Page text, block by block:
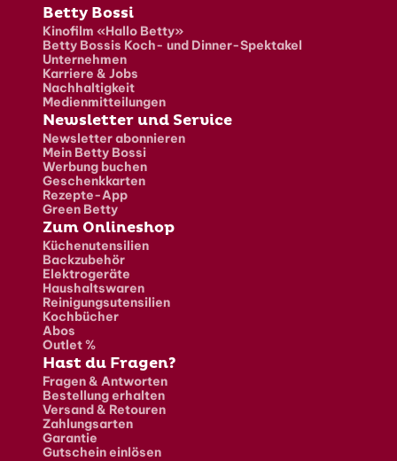
Fusszeile
Betty Bossi
Kinofilm «Hallo Betty»
Betty Bossis Koch- und Dinner-Spektakel
Unternehmen
Karriere & Jobs
Nachhaltigkeit
Medienmitteilungen
Newsletter und Service
Newsletter abonnieren
Mein Betty Bossi
Werbung buchen
Geschenkkarten
Rezepte-App
Green Betty
Zum Onlineshop
Küchenutensilien
Backzubehör
Elektrogeräte
Haushaltswaren
Reinigungsutensilien
Kochbücher
Abos
Outlet %
Hast du Fragen?
Fragen & Antworten
Bestellung erhalten
Versand & Retouren
Zahlungsarten
Garantie
Gutschein einlösen